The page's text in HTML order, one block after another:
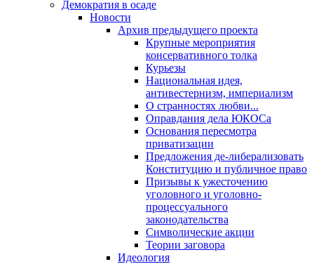
Демократия в осаде
Новости
Архив предыдущего проекта
Крупные мероприятия
консервативного толка
Курьезы
Национальная идея,
антивестернизм, империализм
О странностях любви...
Оправдания дела ЮКОСа
Основания пересмотра
приватизации
Предложения де-либерализовать
Конституцию и публичное право
Призывы к ужесточению
уголовного и уголовно-
процессуального
законодательства
Символические акции
Теории заговора
Идеология